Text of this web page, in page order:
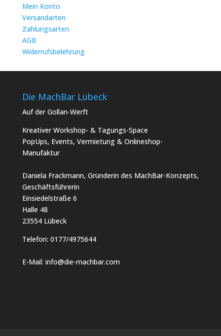
Mein Konto
Versandarten
Zahlungsarten
AGB
Widerrufsbelehrung
Die MachBar Lübeck
Auf der Gollan-Werft
Kreativer Workshop- & Tagungs-Space
PopUps, Events, Vermietung & Onlineshop-
Manufaktur
Daniela Frackmann, Gründerin des MachBar-Konzepts,
Geschäftsführerin
Einsiedelstraße 6
Halle 48
23554 Lübeck
Telefon: 0177/4975644
E-Mail: info@die-machbar.com